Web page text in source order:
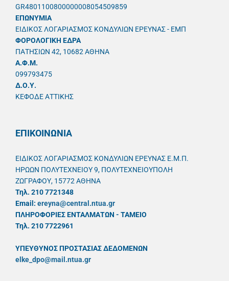
GR4801100800000008054509859
ΕΠΩΝΥΜΙΑ
ΕΙΔΙΚΟΣ ΛΟΓΑΡΙΑΣΜΟΣ ΚΟΝΔΥΛΙΩΝ ΕΡΕΥΝΑΣ - ΕΜΠ
ΦΟΡΟΛΟΓΙΚΗ ΕΔΡΑ
ΠΑΤΗΣΙΩΝ 42, 10682 ΑΘΗΝΑ
A.Φ.Μ.
099793475
Δ.Ο.Υ.
ΚΕΦΟΔΕ ΑΤΤΙΚΗΣ
ΕΠΙΚΟΙΝΩΝΙΑ
ΕΙΔΙΚΟΣ ΛΟΓΑΡΙΑΣΜΟΣ ΚΟΝΔΥΛΙΩΝ ΕΡΕΥΝΑΣ Ε.Μ.Π.
ΗΡΩΩΝ ΠΟΛΥΤΕΧΝΕΙΟΥ 9, ΠΟΛΥΤΕΧΝΕΙΟΥΠΟΛΗ
ΖΩΓΡΑΦΟΥ, 15772 ΑΘΗΝΑ
Τηλ. 210 7721348
Email: ereyna@central.ntua.gr
ΠΛΗΡΟΦΟΡΙΕΣ ΕΝΤΑΛΜΑΤΩΝ - ΤΑΜΕΙΟ
Τηλ. 210 7722961
ΥΠΕΥΘYΝΟΣ ΠΡΟΣΤΑΣΙΑΣ ΔΕΔΟΜΕΝΩΝ
elke_dpo@mail.ntua.gr